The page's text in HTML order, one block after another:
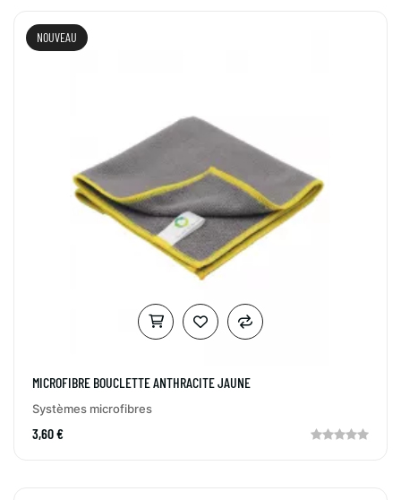
NOUVEAU
MICROFIBRE BOUCLETTE ANTHRACITE JAUNE
Systèmes microfibres
3,60 €